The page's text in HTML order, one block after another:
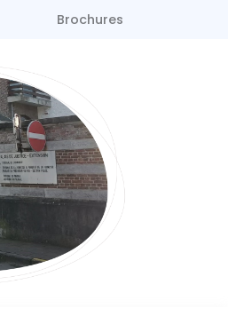
Brochures